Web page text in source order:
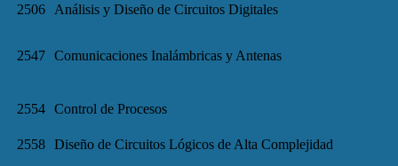
2506
Análisis y Diseño de Circuitos Digitales
2547 Comunicaciones Inalámbricas y Antenas
2554 Control de Procesos
2558 Diseño de Circuitos Lógicos de Alta Complejidad